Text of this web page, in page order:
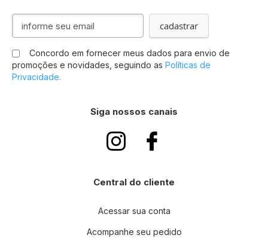
Inscreva-
nossa
Newsletter:
cadastrar
Concordo em fornecer meus dados para envio de
promoções e novidades, seguindo as Políticas de
Privacidade.
Siga nossos canais
Central do cliente
Acessar sua conta
Acompanhe seu pedido